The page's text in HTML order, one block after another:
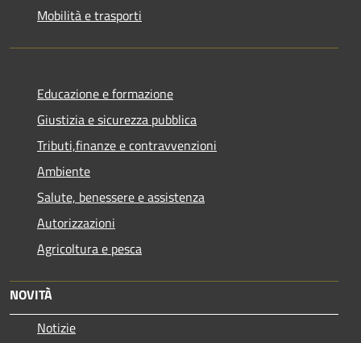
Mobilità e trasporti
Educazione e formazione
Giustizia e sicurezza pubblica
Tributi,finanze e contravvenzioni
Ambiente
Salute, benessere e assistenza
Autorizzazioni
Agricoltura e pesca
NOVITÀ
Notizie